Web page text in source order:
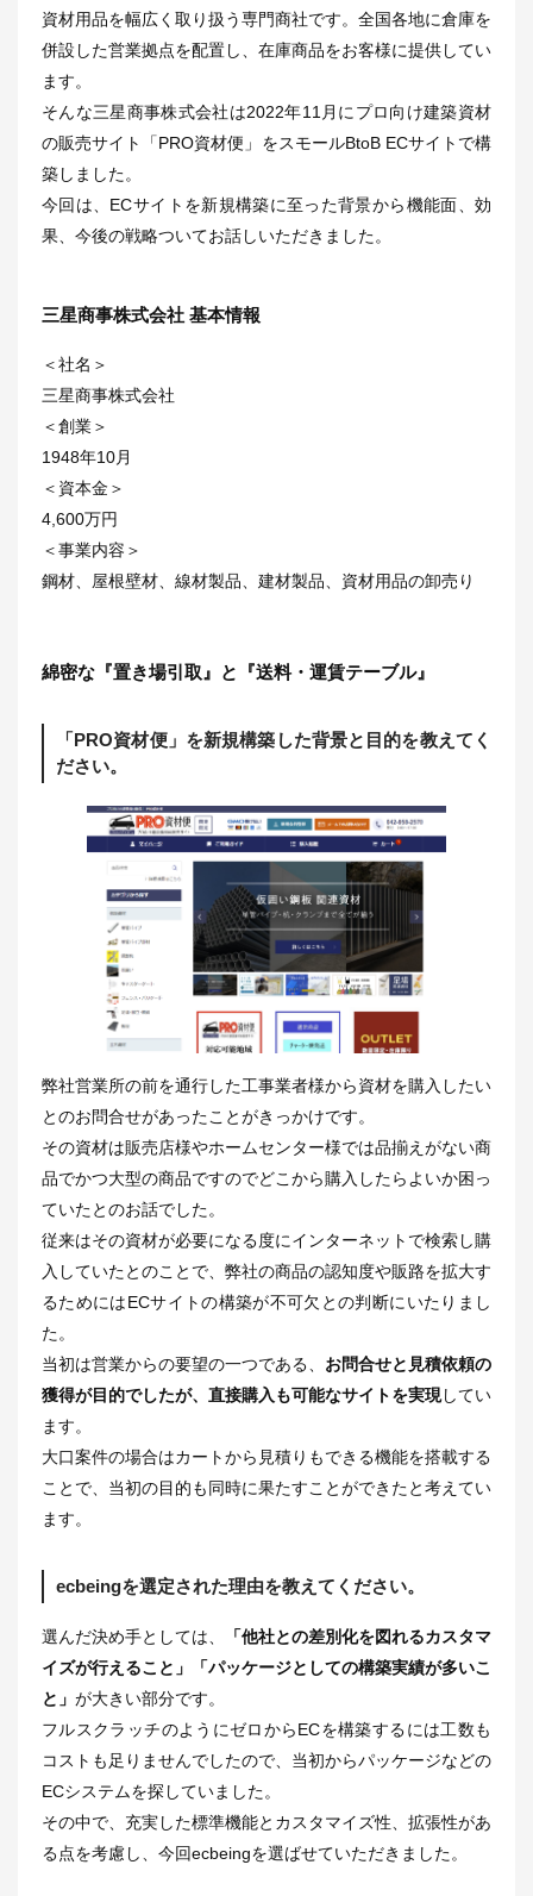
資材用品を幅広く取り扱う専門商社です。全国各地に倉庫を
併設した営業拠点を配置し、在庫商品をお客様に提供してい
ます。
そんな三星商事株式会社は2022年11月にプロ向け建築資材
の販売サイト「PRO資材便」をスモールBtoB ECサイトで構
築しました。
今回は、ECサイトを新規構築に至った背景から機能面、効
果、今後の戦略ついてお話しいただきました。
三星商事株式会社 基本情報
＜社名＞
三星商事株式会社
＜創業＞
1948年10月
＜資本金＞
4,600万円
＜事業内容＞
鋼材、屋根壁材、線材製品、建材製品、資材用品の卸売り
綿密な『置き場引取』と『送料・運賃テーブル』
「PRO資材便」を新規構築した背景と目的を教えてく
ださい。
弊社営業所の前を通行した工事業者様から資材を購入したい
とのお問合せがあったことがきっかけです。
その資材は販売店様やホームセンター様では品揃えがない商
品でかつ大型の商品ですのでどこから購入したらよいか困っ
ていたとのお話でした。
従来はその資材が必要になる度にインターネットで検索し購
入していたとのことで、弊社の商品の認知度や販路を拡大す
るためにはECサイトの構築が不可欠との判断にいたりまし
た。
当初は営業からの要望の一つである、 お問合せと見積依頼の
獲得が目的でしたが、直接購入も可能なサイトを実現してい
ます。
大口案件の場合はカートから見積りもできる機能を搭載する
ことで、当初の目的も同時に果たすことができたと考えてい
ます。
ecbeingを選定された理由を教えてください。
選んだ決め手としては、
「他社との差別化を図れるカスタマ
イズが行えること」「パッケージとしての構築実績が多いこ
と」 が大きい部分です。
フルスクラッチのようにゼロからECを構築するには工数も
コストも足りませんでしたので、当初からパッケージなどの
ECシステムを探していました。
その中で、充実した標準機能とカスタマイズ性、拡張性があ
る点を考慮し、今回ecbeingを選ばせていただきました。